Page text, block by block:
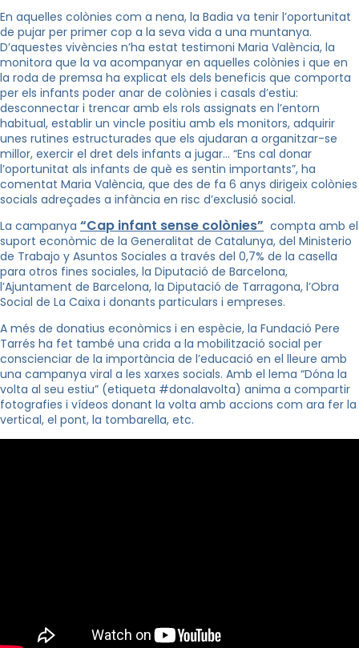
En aquelles colònies com a nena, la Badia va tenir l’oportunitat
de pujar per primer cop a la seva vida a una muntanya.
D’aquestes vivències n’ha estat testimoni Maria València, la
monitora que la va acompanyar en aquelles colònies i que en
la roda de premsa ha explicat els dels beneficis que comporta
per els infants poder anar de colònies i casals d’estiu:
desconnectar i trencar amb els rols assignats en l’entorn
habitual, establir un vincle positiu amb els monitors, adquirir
unes rutines estructurades que els ajudaran a organitzar-se
millor, exercir el dret dels infants a jugar… “Ens cal donar
l’oportunitat als infants de què es sentin importants”, ha
comentat Maria València, que des de fa 6 anys dirigeix colònies
socials adreçades a infància en risc d’exclusió social.
La campanya “Cap infant sense colònies” compta amb el
suport econòmic de la Generalitat de Catalunya, del Ministerio
de Trabajo y Asuntos Sociales a través del 0,7% de la casella
para otros fines sociales, la Diputació de Barcelona,
l’Ajuntament de Barcelona, la Diputació de Tarragona, l’Obra
Social de La Caixa i donants particulars i empreses.
A més de donatius econòmics i en espècie, la Fundació Pere
Tarrés ha fet també una crida a la mobilització social per
conscienciar de la importància de l’educació en el lleure amb
una campanya viral a les xarxes socials. Amb el lema “Dóna la
volta al seu estiu” (etiqueta #donalavolta) anima a compartir
fotografies i vídeos donant la volta amb accions com ara fer la
vertical, el pont, la tombarella, etc.